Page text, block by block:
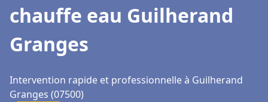
chauffe eau Guilherand
Granges
Intervention rapide et professionnelle à Guilherand
Granges (07500)